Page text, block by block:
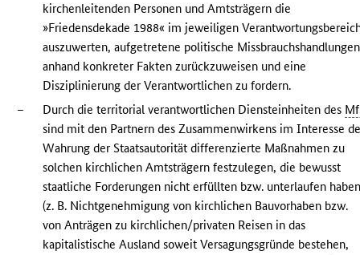
kirchenleitenden Personen und Amtsträgern die
»Friedensdekade 1988« im jeweiligen
auszuwerten, aufgetretene politische Missbrauchshandlungen
anhand konkreter Fakten zurückzuweisen und eine
Disziplinierung der Verantwortlichen zu fordern.
–
Durch die territorial verantwortlichen Diensteinheiten des
sind mit den Partnern des Zusammenwirkens im Interesse
Wahrung der Staatsautorität differenzierte Maßnahmen zu
solchen kirchlichen Amtsträgern festzulegen, die bewusst
staatliche Forderungen nicht erfüllten bzw. unterlaufen
(z. B. Nichtgenehmigung von kirchlichen Bauvorhaben bzw.
von Anträgen zu kirchlichen/privaten Reisen in das
kapitalistische Ausland soweit Versagungsgründe bestehen,